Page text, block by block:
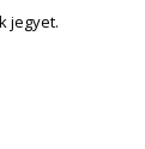
jegyet.